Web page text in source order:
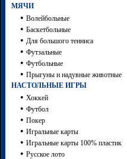
МЯЧИ
• Волейбольные
• Баскетбольные
• Для большого тенниса
• Футзальные
• Футбольные
• Прыгуны и надувные животные
НАСТОЛЬНЫЕ ИГРЫ
• Хоккей
• Футбол
• Покер
• Игральные карты
• Игральные карты 100% пластик
• Русское лото